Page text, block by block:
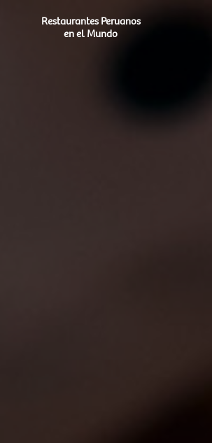
Restaurantes Peruanos
en el Mundo